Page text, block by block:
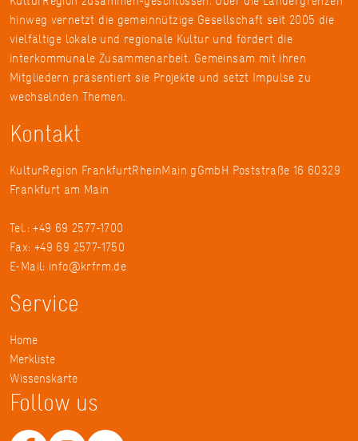
hinweg vernetzt die gemeinnützige Gesellschaft seit 2005 die
vielfältige lokale und regionale Kultur und fördert die
interkommunale Zusammenarbeit. Gemeinsam mit ihren
Mitgliedern präsentiert sie Projekte und setzt Impulse zu
wechselnden Themen.
Kontakt
KulturRegion FrankfurtRheinMain gGmbH Poststraße 16 60329
Frankfurt am Main
Tel.: +49 69 2577-1700
Fax: +49 69 2577-1750
E-Mail: info@krfrm.de
Service
Home
Merkliste
Wissenskarte
Follow us